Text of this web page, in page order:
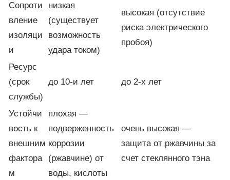
Сопроти
вление
изоляци
и
низкая
(существует
возможность
удара током)
высокая (отсутствие
риска электрического
пробоя)
Ресурс
(срок
службы)
до 10-и лет до 2-х лет
Устойчи
вость к
внешним
фактора
м
плохая —
подверженность
коррозии
(ржавчине) от
воды, кислоты
очень высокая —
защита от ржавчины за
счет стеклянного тэна